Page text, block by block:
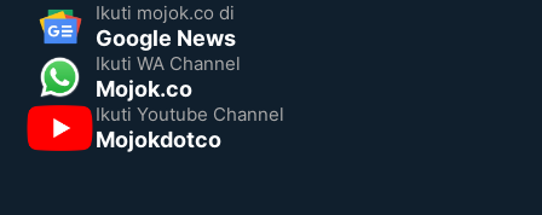
Ikuti mojok.co di
Google News
Ikuti WA Channel
Mojok.co
Ikuti Youtube Channel
Mojokdotco